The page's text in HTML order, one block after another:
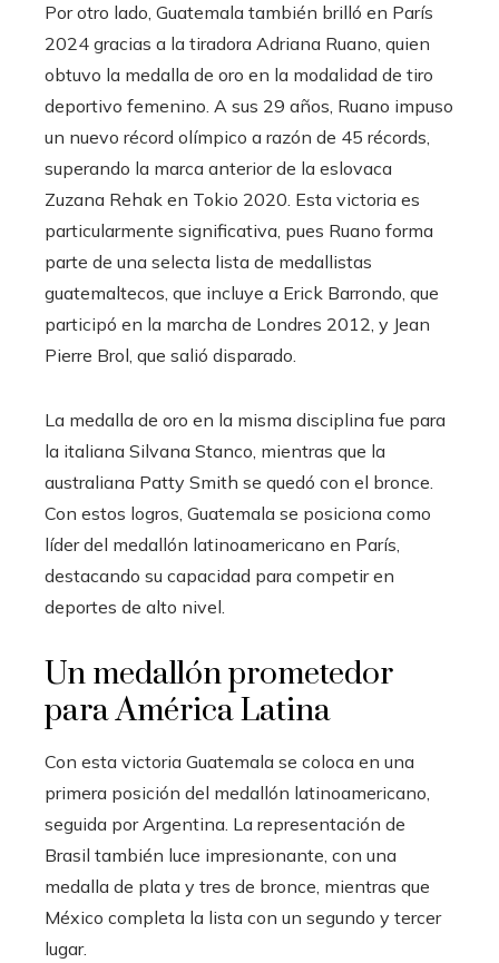
Por otro lado, Guatemala también brilló en París
2024 gracias a la tiradora Adriana Ruano, quien
obtuvo la medalla de oro en la modalidad de tiro
deportivo femenino. A sus 29 años, Ruano impuso
un nuevo récord olímpico a razón de 45 récords,
superando la marca anterior de la eslovaca
Zuzana Rehak en Tokio 2020. Esta victoria es
particularmente significativa, pues Ruano forma
parte de una selecta lista de medallistas
guatemaltecos, que incluye a Erick Barrondo, que
participó en la marcha de Londres 2012, y Jean
Pierre Brol, que salió disparado.
La medalla de oro en la misma disciplina fue para
la italiana Silvana Stanco, mientras que la
australiana Patty Smith se quedó con el bronce.
Con estos logros, Guatemala se posiciona como
líder del medallón latinoamericano en París,
destacando su capacidad para competir en
deportes de alto nivel.
Un medallón prometedor
para América Latina
Con esta victoria Guatemala se coloca en una
primera posición del medallón latinoamericano,
seguida por Argentina. La representación de
Brasil también luce impresionante, con una
medalla de plata y tres de bronce, mientras que
México completa la lista con un segundo y tercer
lugar.